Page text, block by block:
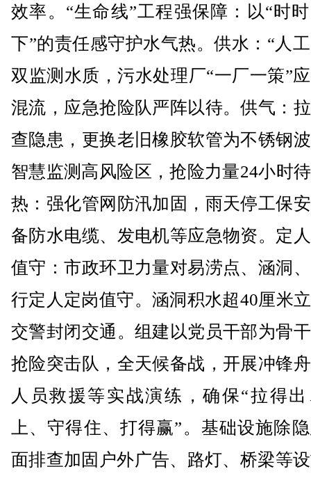
效率。“生命线”工程强保障：以“时
下”的责任感守护水气热。供水：“人
双监测水质，污水处理厂“一厂一策”
混流，应急抢险队严阵以待。供气：
查隐患，更换老旧橡胶软管为不锈钢
智慧监测高风险区，抢险力量24小时
热：强化管网防汛加固，雨天停工保
备防水电缆、发电机等应急物资。定
值守：市政环卫力量对易涝点、涵洞
行定人定岗值守。涵洞积水超40厘米
交警封闭交通。组建以党员干部为骨
抢险突击队，全天候备战，开展冲锋
人员救援等实战演练，确保“拉得
上、守得住、打得赢”。基础设施除
面排查加固户外广告、路灯、桥梁等